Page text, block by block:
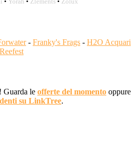
- Franky's Frags - H2O Acquari
Reefest
Guarda le offerte del momento oppure
su LinkTree.